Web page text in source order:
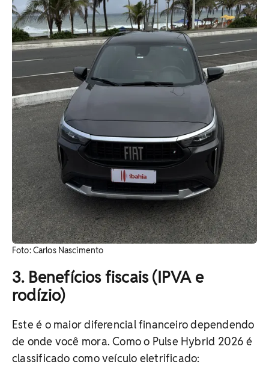
Foto: Carlos Nascimento
3. Benefícios fiscais (IPVA e
rodízio)
Este é o maior diferencial financeiro dependendo
de onde você mora. Como o Pulse Hybrid 2026 é
classificado como veículo eletrificado: